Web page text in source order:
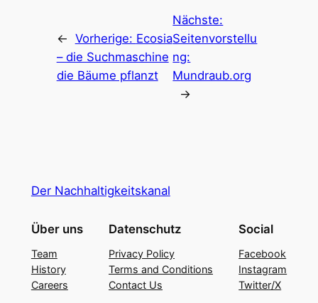
← Vorherige: Ecosia
– die Suchmaschine
die Bäume pflanzt
Nächste:
Seitenvorstellu
ng:
Mundraub.org
→
Der Nachhaltigkeitskanal
Über uns
Team
History
Careers
Datenschutz
Privacy Policy
Terms and Conditions
Contact Us
Social
Facebook
Instagram
Twitter/X